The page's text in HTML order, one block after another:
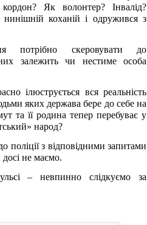
Як волонтер? Інвалід?
коханій і одружився з
потрібно скеровувати до
залежить чи нестиме особа
ілюструється вся реальність
яких держава бере до себе на
та її родина тепер перебуває у
народ?
поліції з відповідними запитами
досі не маємо.
– невпинно слідкуємо за